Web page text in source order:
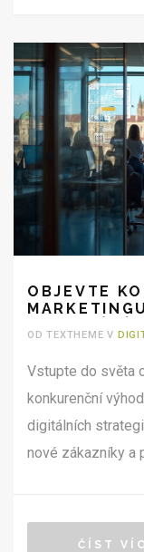
OBJEVTE
OD TEXTHEME V
Vstupte do světa
konkurenční
digitálních
nové zákazníky a
viditelnosti
ČÍST